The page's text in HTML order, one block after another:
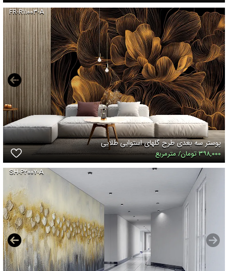
FR-R۱۱۰۰۳-A
پوستر سه بعدی طرح گلهای استوایی طلایی
۳۹۸,۰۰۰ تومان/ مترمربع
SH-P۲۰۰۷-A